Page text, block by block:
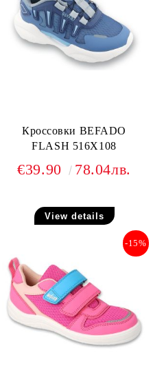
Кроссовки BEFADO
FLASH 516X108
€39.90 78.04лв.
View details
-15%